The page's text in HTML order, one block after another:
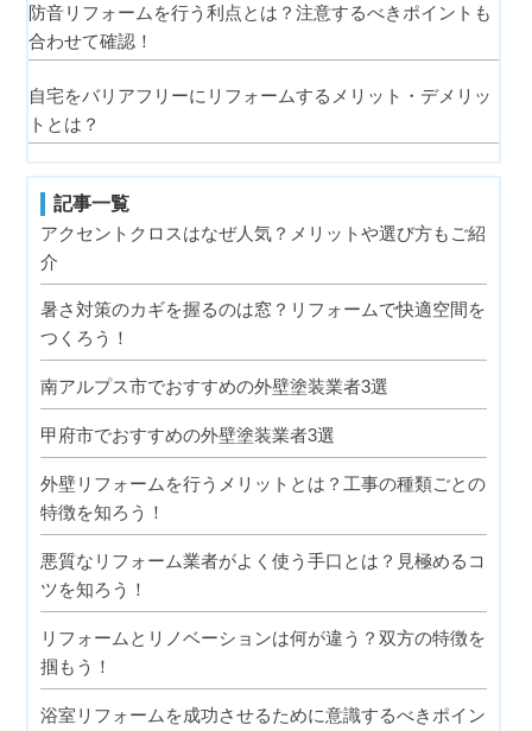
防音リフォームを行う利点とは？注意するべきポイントも
合わせて確認！
自宅をバリアフリーにリフォームするメリット・デメリッ
トとは？
記事一覧
アクセントクロスはなぜ人気？メリットや選び方もご紹
介
暑さ対策のカギを握るのは窓？リフォームで快適空間を
つくろう！
南アルプス市でおすすめの外壁塗装業者3選
甲府市でおすすめの外壁塗装業者3選
外壁リフォームを行うメリットとは？工事の種類ごとの
特徴を知ろう！
悪質なリフォーム業者がよく使う手口とは？見極めるコ
ツを知ろう！
リフォームとリノベーションは何が違う？双方の特徴を
掴もう！
浴室リフォームを成功させるために意識するべきポイン